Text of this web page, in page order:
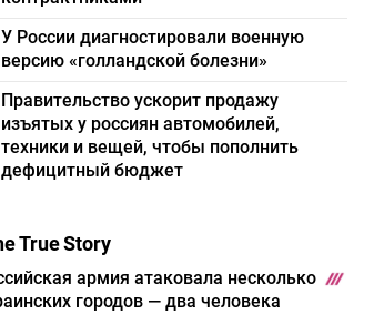
У России диагностировали военную
версию «голландской болезни»
Правительство ускорит продажу
изъятых у россиян автомобилей,
техники и вещей, чтобы пополнить
дефицитный бюджет